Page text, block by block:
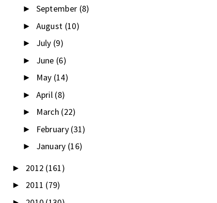
► September (8)
► August (10)
► July (9)
► June (6)
► May (14)
► April (8)
► March (22)
► February (31)
► January (16)
► 2012 (161)
► 2011 (79)